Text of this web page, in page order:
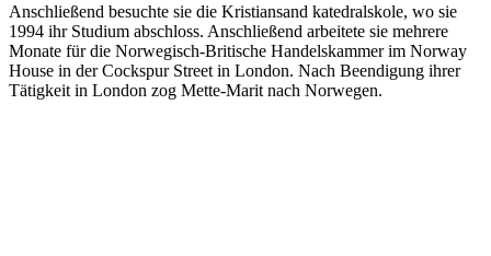
Anschließend besuchte sie die Kristiansand katedralskole, wo sie
1994 ihr Studium abschloss. Anschließend arbeitete sie mehrere
Monate für die Norwegisch-Britische Handelskammer im Norway
House in der Cockspur Street in London. Nach Beendigung ihrer
Tätigkeit in London zog Mette-Marit nach Norwegen.